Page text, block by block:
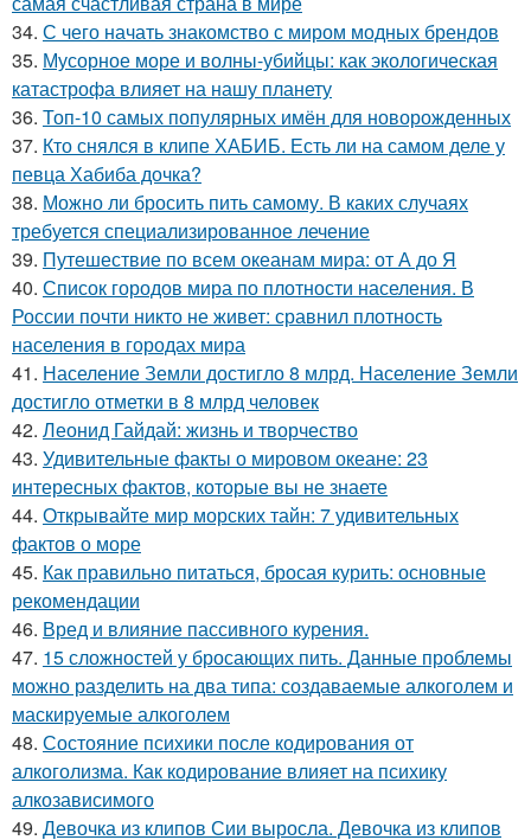
34. С чего начать знакомство с миром модных брендов
35. Мусорное море и волны-убийцы: как экологическая
катастрофа влияет на нашу планету
36. Топ-10 самых популярных имён для новорожденных
37. Кто снялся в клипе ХАБИБ. Есть ли на самом деле у
певца Хабиба дочка?
38. Можно ли бросить пить самому. В каких случаях
требуется специализированное лечение
39. Путешествие по всем океанам мира: от А до Я
40. Список городов мира по плотности населения. В
России почти никто не живет: сравнил плотность
населения в городах мира
41. Население Земли достигло 8 млрд. Население Земли
достигло отметки в 8 млрд человек
42. Леонид Гайдай: жизнь и творчество
43. Удивительные факты о мировом океане: 23
интересных фактов, которые вы не знаете
44. Открывайте мир морских тайн: 7 удивительных
фактов о море
45. Как правильно питаться, бросая курить: основные
рекомендации
46. Вред и влияние пассивного курения.
47. 15 сложностей у бросающих пить. Данные проблемы
можно разделить на два типа: создаваемые алкоголем и
маскируемые алкоголем
48. Состояние психики после кодирования от
алкоголизма. Как кодирование влияет на психику
алкозависимого
49. Девочка из клипов Сии выросла. Девочка из клипов